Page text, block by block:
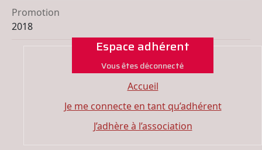
Promotion
2018
Espace adhérent
Vous êtes déconnecté
Accueil
Je me connecte en tant qu’adhérent
J’adhère à l’association